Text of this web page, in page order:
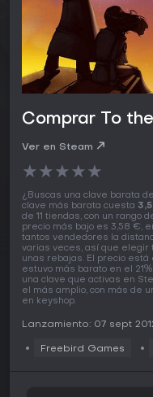
Comprar To
Ver en Steam
★★★★★
¿Buscas una clave barata de
clave más barata cuesta
de 11 tiendas, con un rango
precio más bajo es 3,58 €,
tantos vendedores la
varias veces, así que elegir
unas rebajas. El precio
estuvo más barato en el
una clave que activas en
el más amplio, con más de
en keyshop.
Lanzamiento: 07 sept
Freebird Games